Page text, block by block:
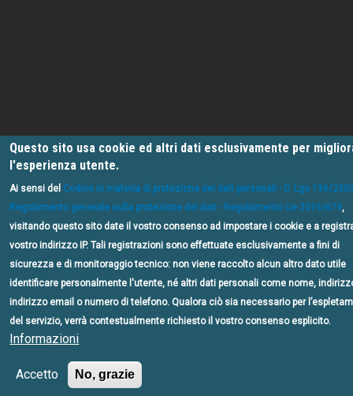
Questo sito usa cookie ed altri dati esclusivamente per
l'esperienza utente.
Ai sensi del Codice in materia di protezione dei dati personali - D. Lgs 196/
Regolamento generale sulla protezione dei dati - Regolamento Ue 2016/679,
visitando questo sito date il vostro consenso ad impostare i cookie e a
vostro indirizzo IP. Tali registrazioni sono effettuate esclusivamente a fini di
sicurezza e di monitoraggio tecnico: non viene raccolto alcun altro dato utile
identificare personalmente l'utente, né altri dati personali come nome,
indirizzo email o numero di telefono. Qualora ciò sia necessario per
del servizio, verrà contestualmente richiesto il vostro consenso esplicito.
Informazioni
Accetto No, grazie